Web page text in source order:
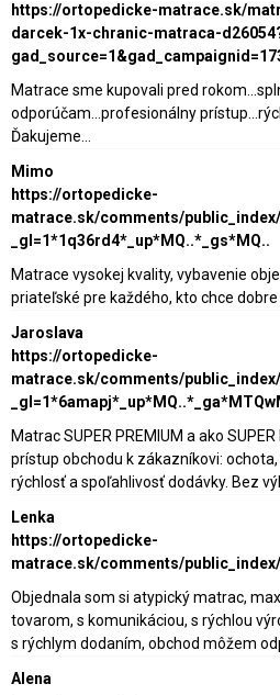
https://ortopedicke-matrace.sk/
darcek-1x-chranic-matraca-
Matrace sme kupovali pred
odporúčam...profesionálny
Ďakujeme...
Mimo
https://ortopedicke-
matrace.sk/comments/
_gl=1*1q36rd4*_up*MQ..*_gs*MQ..
Matrace vysokej kvality, vybavenie
priateľské pre každého, kto chce
Jaroslava
https://ortopedicke-
matrace.sk/comments/
Matrac SUPER PREMIUM a ako
prístup obchodu k zákazníkovi:
rýchlosť a spoľahlivosť dodávky. Bez
Lenka
https://ortopedicke-
matrace.sk/comments/
Objednala som si atypický matrac,
tovarom, s komunikáciou, s rýchlou
s rýchlym dodaním, obchod môžem
Alena